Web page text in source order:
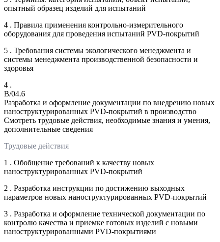
опытный образец изделий для испытаний
4 . Правила применения контрольно-измерительного
оборудования для проведения испытаний PVD-покрытий
5 . Требования системы экологического менеджмента и
системы менеджмента производственной безопасности и
здоровья
4 .
B/04.6
Разработка и оформление документации по внедрению новых
наноструктурированных PVD-покрытий в производство
Смотреть трудовые действия, необходимые знания и умения,
дополнительные сведения
Трудовые действия
1 . Обобщение требований к качеству новых
наноструктурированных PVD-покрытий
2 . Разработка инструкции по достижению выходных
параметров новых наноструктурированных PVD-покрытий
3 . Разработка и оформление технической документации по
контролю качества и приемке готовых изделий с новыми
наноструктурированными PVD-покрытиями